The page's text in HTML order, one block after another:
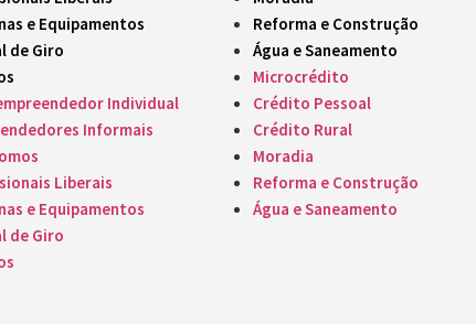
e Equipamentos
de Giro
Individual
Informais
Liberais
e Equipamentos
de Giro
Reforma e Construção
Água e Saneamento
Microcrédito
Crédito Pessoal
Crédito Rural
Moradia
Reforma e Construção
Água e Saneamento